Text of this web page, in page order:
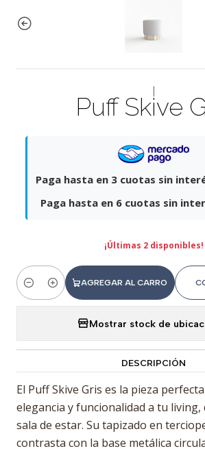
|
Puff Skive
Paga hasta en 3 cuotas sin
Paga hasta en 6 cuotas sin
¡Últimas 2 disponibles!
Cantidad
AGREGAR AL CARRO
Mostrar stock de
DESCRIPCIÓN
El Puff Skive Gris es la pieza
elegancia y funcionalidad a tu
sala de estar. Su tapizado en
contrasta con la base metálica